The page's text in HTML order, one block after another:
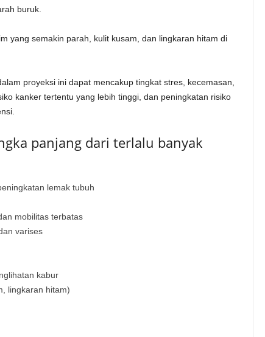
buruk.
yang semakin parah, kulit kusam, dan lingkaran hitam di
proyeksi ini dapat mencakup tingkat stres, kecemasan,
kanker tertentu yang lebih tinggi, dan peningkatan risiko
panjang dari terlalu banyak
lemak tubuh
mobilitas terbatas
varises
kabur
lingkaran hitam)